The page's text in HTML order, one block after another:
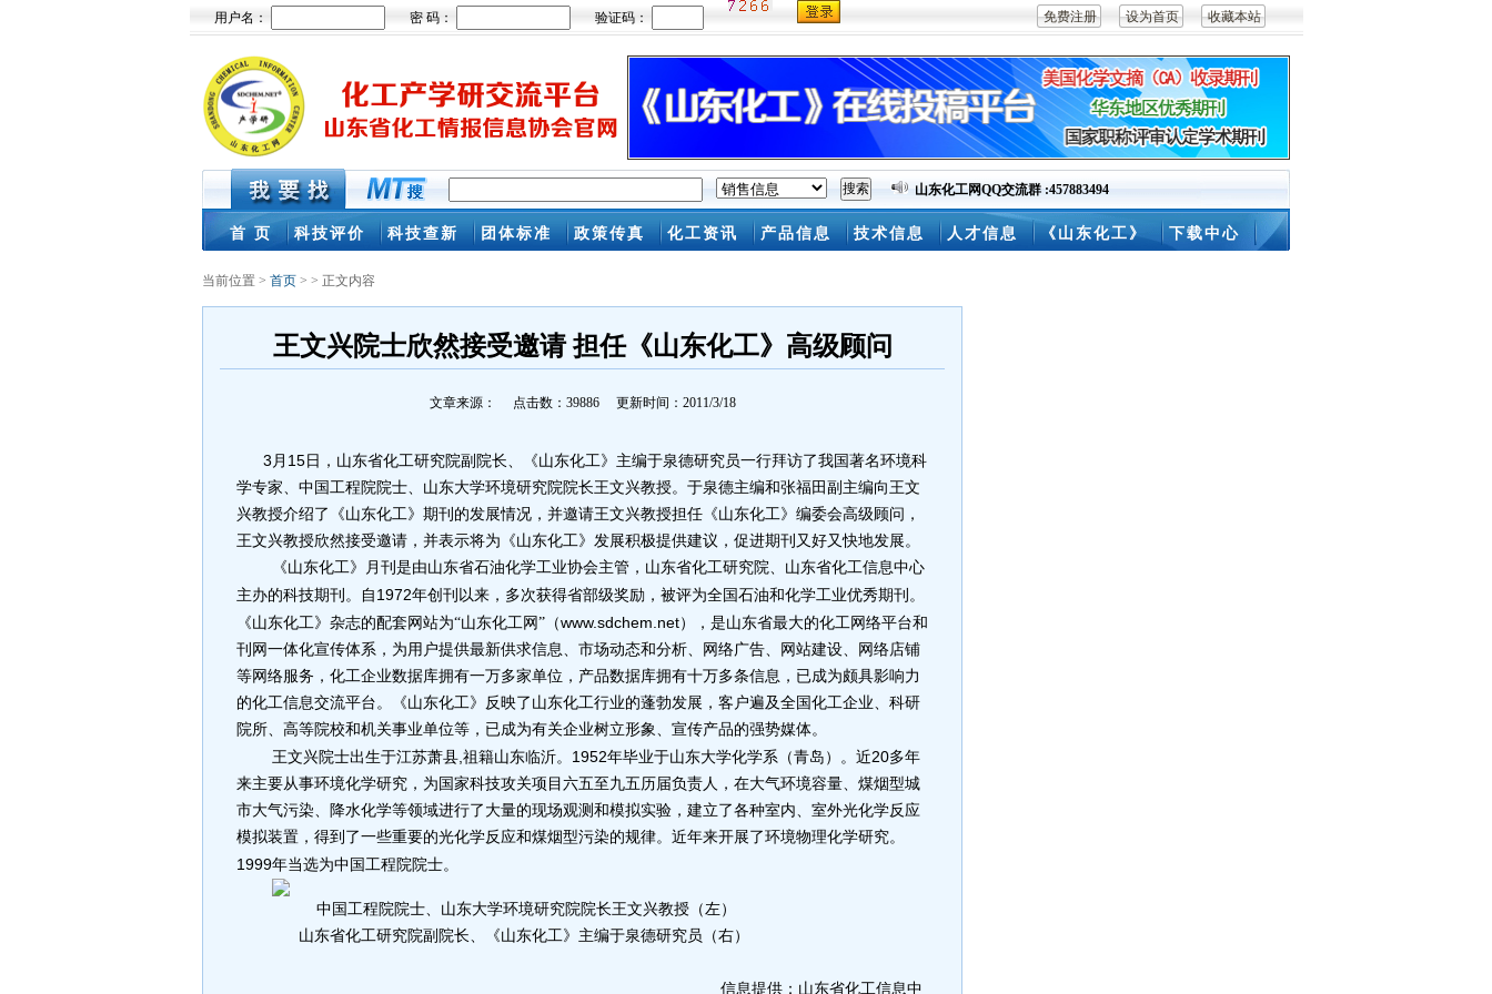
当前位置 > 首页 > > 正文内容
王文兴院士欣然接受邀请 担任《山东化工》高级顾问
文章来源： 点击数：39886 更新时间：2011/3/18
3 月 15 日 ，山东省化工研究院副院长、《山东化工》主编于泉德研究员一行拜访了我国著名环境科
学专家、中国工程院院士、山东大学环境研究院院长王文兴教授。于泉德主编和张福田副主编向王文
兴教授介绍了《山东化工》期刊的发展情况，并邀请王文兴教授担任《山东化工》编委会高级顾问，
王文兴教授欣然接受邀请，并表示将为《山东化工》发展积极提供建议，促进期刊又好又快地发展。
《山东化工》月刊是由山东省石油化学工业协会主管，山东省化工研究院、山东省化工信息中心
主办的科技期刊。自 1972年创刊以来，多次获得省部级奖励，被评为全国石油和化学工业优秀期刊。
《山东化工》杂志的配套网站为“山东化工网”（www.sdchem.net），是山东省最大的化工网络平台和
刊网一体化宣传体系，为用户提供最新供求信息、市场动态和分析、网络广告、网站建设、网络店铺
等网络服务，化工企业数据库拥有一万多家单位，产品数据库拥有十万多条信息，已成为颇具影响力
的化工信息交流平台。《山东化工》反映了山东化工行业的蓬勃发展，客户遍及全国化工企业、科研
院所、高等院校和机关事业单位等，已成为有关企业树立形象、宣传产品的强势媒体。
王文兴院士出生于江苏萧县 祖籍山东临沂。 1952年毕业于山东大学化学系（青岛）。近20多年
来主要从事环境化学研究，为国家科技攻关项目六五至九五历届负责人，在大气环境容量、煤烟型城
市大气污染、降水化学等领域进行了大量的现场观测和模拟实验，建立了各种室内、室外光化学反应
模拟装置，得到了一些重要的光化学反应和煤烟型污染的规律。近年来开展了环境物理化学研究。
1999年当选为中国工程院院士。
中国工程院院士、山东大学环境研究院院长王文兴教授（左）
山东省化工研究院副院长、《山东化工》主编于泉德研究员（右）
信息提供：山东省化工信息中